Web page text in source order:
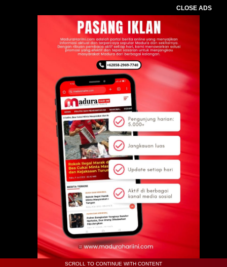
CLOSE ADS
SCROLL TO CONTINUE WITH CONTENT